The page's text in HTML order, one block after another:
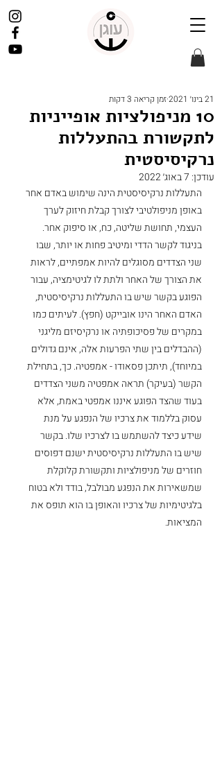
10 מניפולציות אופייניות
לתקשורת בהתעללות
נרקיסיסטית
21 בינו׳ 2021 זמן קריאה 3 דקות
עודכן: 7 באוג׳ 2022
התעללות נרקיסיסטית הינה שימוש באדם אחר
באופן מניפולטיבי לצורך קבלת חיזוק לערך
העצמי, תחושת שליטה, כח, או סיפוק אחר.
בניגוד לקשר הדדי ומיטיב פחות או יותר, שבו
שני הצדדים מסוגלים להיות אמפתיים, לראות
את הצורך של האחר ולתת לו לגיטימציה, עבור
הפוגע בקשר שיש בו התעללות נרקיסיסטית,
האדם האחר הינו אובייקט (חפץ). לעיתים כמו
במקרים של פסיכופתיה או נרקיסיזם מליגני
(ההבדלים בין שתי הפרעות אלה, אינם גדולים
במיוחד), תיתכן פסאודו - אמפטיה. כך, בתחילת
הקשר (בעיקר) תראה אמפטיה משני הצדדים
בעוד שהצד הפוגע איננו אמפטי באמת, אלא
עסוק בללמוד את צרכיו של הנפגע על מנת
שידע כיצד להשתמש בו לצרכיו שלו. בקשר
שיש בו התעללות נרקיסיסטית ישנם דפוסים
חוזרים של מניפולציות ותקשורת קלוקלת
שמשאירות את הנפגע מבולבל, בודד ולא בטוח
בלגיטימיות של צרכיו והאופן בו הוא תופס את
המציאות.